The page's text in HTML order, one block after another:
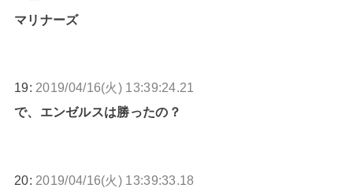
マリナーズ
19: 2019/04/16(火) 13:39:24.21
で、エンゼルスは勝ったの？
20: 2019/04/16(火) 13:39:33.18